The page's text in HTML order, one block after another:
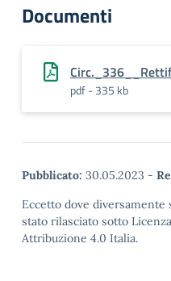
Documenti
pdf - 335 kb
Pubblicato: 30.05.2023 -
Eccetto dove diversamente
stato rilasciato sotto
Attribuzione 4.0 Italia.